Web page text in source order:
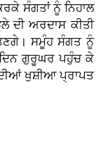
ਸੰਗਤਾਂ ਨੂੰ ਨਿਹਾਲ
ਦੀ ਅਰਦਾਸ ਕੀਤੀ
ਸਮੂੰਹ ਸੰਗਤ ਨੂੰ
ਗੁਰੂਘਰ ਪਹੁੰਚ ਕੇ
ਖੁਸ਼ੀਆ ਪ੍ਰਾਪਤ